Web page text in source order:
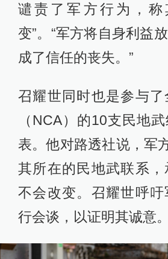
谴责了军方行为，称
变”。“军方将自身利益
成了信任的丧失。”
召耀世同时也是参与
（NCA）的10支民地
表。他对路透社说，军
其所在的民地武联系
不会改变。召耀世呼
行会谈，以证明其诚意。